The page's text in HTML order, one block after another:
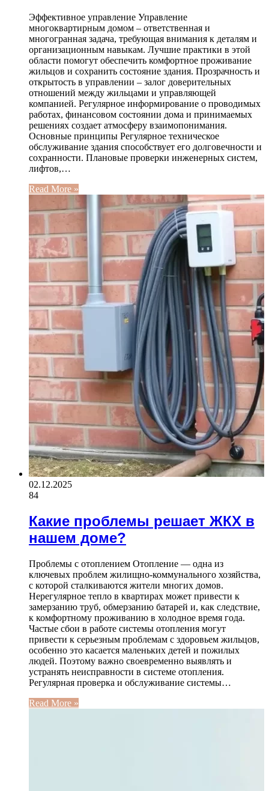
Эффективное управление Управление
многоквартирным домом – ответственная и
многогранная задача, требующая внимания к деталям и
организационным навыкам. Лучшие практики в этой
области помогут обеспечить комфортное проживание
жильцов и сохранить состояние здания. Прозрачность и
открытость в управлении – залог доверительных
отношений между жильцами и управляющей
компанией. Регулярное информирование о проводимых
работах, финансовом состоянии дома и принимаемых
решениях создает атмосферу взаимопонимания.
Основные принципы Регулярное техническое
обслуживание здания способствует его долговечности и
сохранности. Плановые проверки инженерных систем,
лифтов,…
Read More »
02.12.2025
84
Какие проблемы решает ЖКХ в
нашем доме?
Проблемы с отоплением Отопление — одна из
ключевых проблем жилищно-коммунального хозяйства,
с которой сталкиваются жители многих домов.
Нерегулярное тепло в квартирах может привести к
замерзанию труб, обмерзанию батарей и, как следствие,
к комфортному проживанию в холодное время года.
Частые сбои в работе системы отопления могут
привести к серьезным проблемам с здоровьем жильцов,
особенно это касается маленьких детей и пожилых
людей. Поэтому важно своевременно выявлять и
устранять неисправности в системе отопления.
Регулярная проверка и обслуживание системы…
Read More »